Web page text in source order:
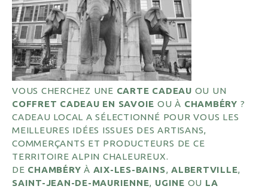
VOUS CHERCHEZ UNE CARTE CADEAU OU UN
COFFRET CADEAU EN SAVOIE OU À CHAMBÉRY ?
CADEAU LOCAL A SÉLECTIONNÉ POUR VOUS LES
MEILLEURES IDÉES ISSUES DES ARTISANS,
COMMERÇANTS ET PRODUCTEURS DE CE
TERRITOIRE ALPIN CHALEUREUX.
DE CHAMBÉRY À AIX-LES-BAINS,ALBERTVILLE,
SAINT-JEAN-DE-MAURIENNE, UGINE OU LA